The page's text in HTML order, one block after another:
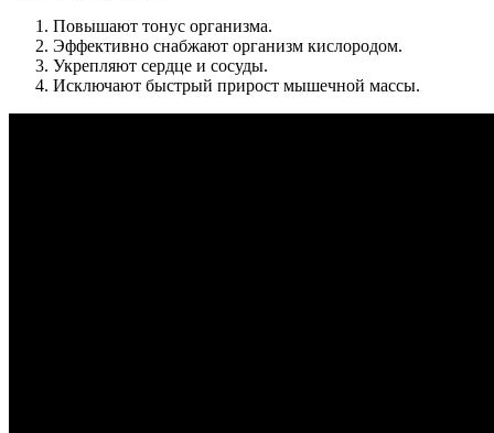
Повышают тонус организма.
Эффективно снабжают организм кислородом.
Укрепляют сердце и сосуды.
Исключают быстрый прирост мышечной массы.